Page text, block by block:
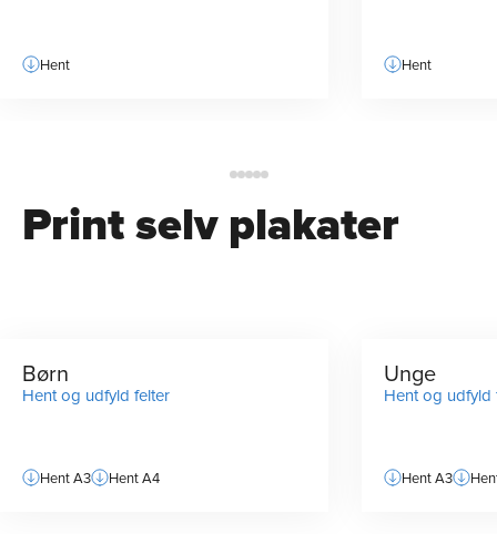
Hent Hent
Print selv plakater
Børn
Hent og udfyld felter
Hent A3 Hent A4
Unge
Hent og udfyld
Hent A3